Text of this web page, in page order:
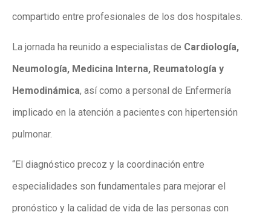
compartido entre profesionales de los dos hospitales.
La jornada ha reunido a especialistas de Cardiología,
Neumología, Medicina Interna, Reumatología y
Hemodinámica, así como a personal de Enfermería
implicado en la atención a pacientes con hipertensión
pulmonar.
“El diagnóstico precoz y la coordinación entre
especialidades son fundamentales para mejorar el
pronóstico y la calidad de vida de las personas con